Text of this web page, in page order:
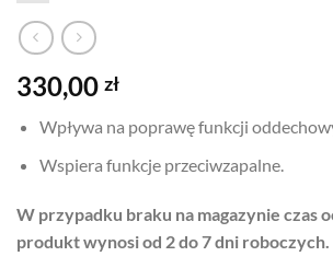
330,00 zł
Wpływa na poprawę funkcji
Wspiera funkcje przeciwzapalne.
W przypadku braku na magazynie czas
produkt wynosi od 2 do 7 dni roboczych.